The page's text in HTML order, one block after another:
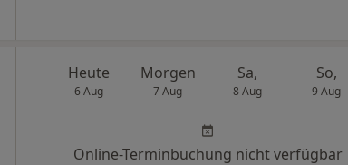
Heute
6 Aug
Morgen
7 Aug
Sa,
8 Aug
So,
9 Aug
Online-Terminbuchung nicht verfügbar